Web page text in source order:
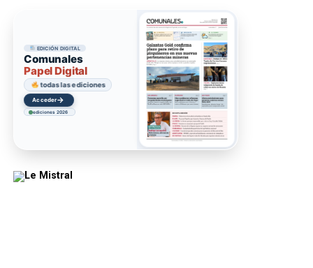
EDICIÓN DIGITAL
Comunales
Papel Digital
todas las ediciones
Acceder→
ediciones 2026